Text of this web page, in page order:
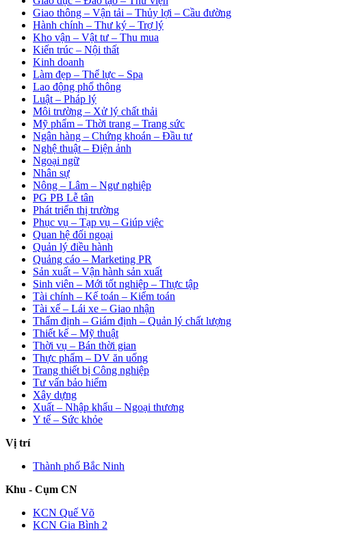
Giao thông – Vận tải – Thủy lợi – Cầu đường
Hành chính – Thư ký – Trợ lý
Kho vận – Vật tư – Thu mua
Kiến trúc – Nội thất
Kinh doanh
Làm đẹp – Thể lực – Spa
Lao động phổ thông
Luật – Pháp lý
Môi trường – Xử lý chất thải
Mỹ phẩm – Thời trang – Trang sức
Ngân hàng – Chứng khoán – Đầu tư
Nghệ thuật – Điện ảnh
Ngoại ngữ
Nhân sự
Nông – Lâm – Ngư nghiệp
PG PB Lễ tân
Phát triển thị trường
Phục vụ – Tạp vụ – Giúp việc
Quan hệ đối ngoại
Quản lý điều hành
Quảng cáo – Marketing PR
Sản xuất – Vận hành sản xuất
Sinh viên – Mới tốt nghiệp – Thực tập
Tài chính – Kế toán – Kiểm toán
Tài xế – Lái xe – Giao nhận
Thẩm định – Giám định – Quản lý chất lượng
Thiết kế – Mỹ thuật
Thời vụ – Bán thời gian
Thực phẩm – DV ăn uống
Trang thiết bị Công nghiệp
Tư vấn bảo hiểm
Xây dựng
Xuất – Nhập khẩu – Ngoại thương
Y tế – Sức khỏe
Vị trí
Thành phố Bắc Ninh
Khu - Cụm CN
KCN Quế Võ
KCN Gia Bình 2